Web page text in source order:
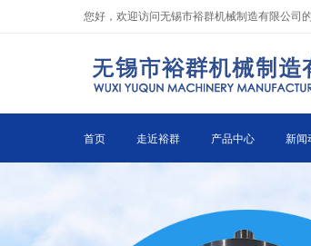
您好，欢迎访问无锡市裕群机械制造有限公司
首页 走近裕群 产品中心 新闻